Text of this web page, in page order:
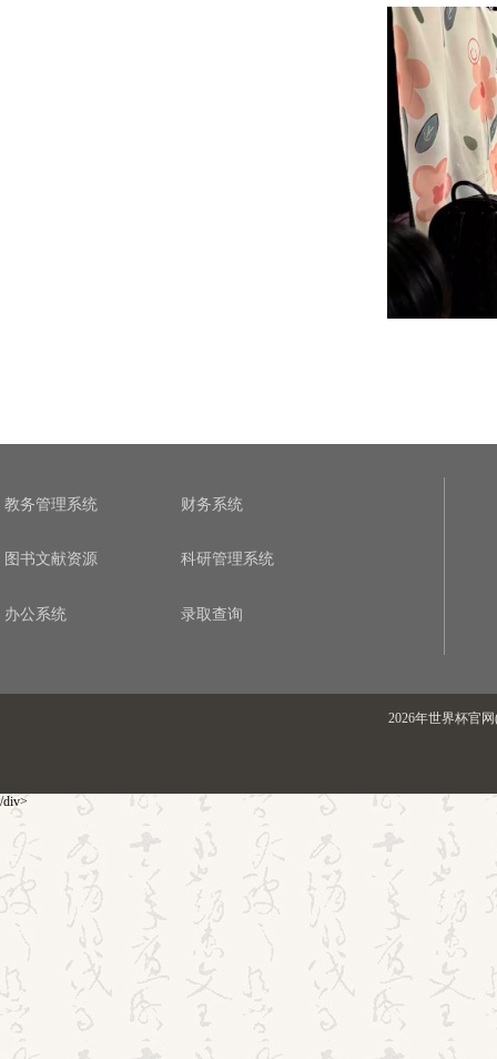
教务管理系统 财务系统
图书文献资源 科研管理系统
办公系统 录取查询
2026年世界杯官
/div>